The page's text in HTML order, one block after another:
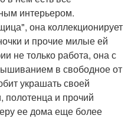
интерьером.
она коллекционирует
и прочие милые ей
не только работа, она с
в свободное от
украшать своей
полотенца и прочий
ее дома еще более